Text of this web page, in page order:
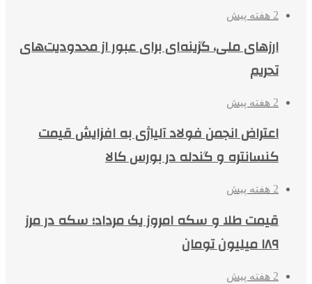
2 هفته پیش
ارزهای ملی، گزینه‌ای برای عبور از محدودیت‌های
تحریم
2 هفته پیش
اعتراض انجمن فولاد آلیاژی به افزایش قیمت
کنسانتره و گندله در بورس کالا
2 هفته پیش
قیمت طلا و سکه امروز یک مرداد؛ سکه در مرز
۱۸۹ میلیون تومان
2 هفته پیش